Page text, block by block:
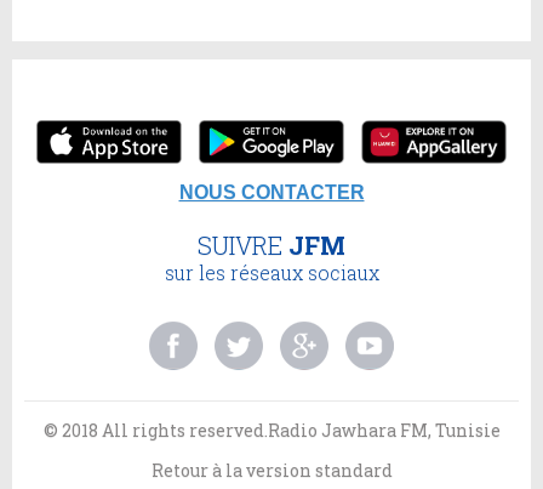
NOUS CONTACTER
SUIVRE JFM
sur les réseaux sociaux
© 2018 All rights reserved.Radio Jawhara FM, Tunisie
Retour à la version standard